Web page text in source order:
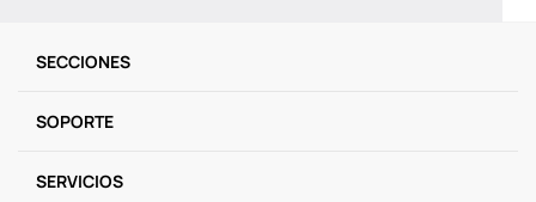
SECCIONES
SOPORTE
SERVICIOS